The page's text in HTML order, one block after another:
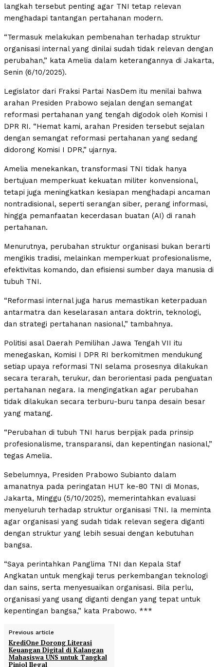
langkah tersebut penting agar TNI tetap relevan
menghadapi tantangan pertahanan modern.
“Termasuk melakukan pembenahan terhadap struktur
organisasi internal yang dinilai sudah tidak relevan dengan
perubahan,” kata Amelia dalam keterangannya di Jakarta,
Senin (6/10/2025).
Legislator dari Fraksi Partai NasDem itu menilai bahwa
arahan Presiden Prabowo sejalan dengan semangat
reformasi pertahanan yang tengah digodok oleh Komisi I
DPR RI. “Hemat kami, arahan Presiden tersebut sejalan
dengan semangat reformasi pertahanan yang sedang
didorong Komisi I DPR,” ujarnya.
Amelia menekankan, transformasi TNI tidak hanya
bertujuan memperkuat kekuatan militer konvensional,
tetapi juga meningkatkan kesiapan menghadapi ancaman
nontradisional, seperti serangan siber, perang informasi,
hingga pemanfaatan kecerdasan buatan (AI) di ranah
pertahanan.
Menurutnya, perubahan struktur organisasi bukan berarti
mengikis tradisi, melainkan memperkuat profesionalisme,
efektivitas komando, dan efisiensi sumber daya manusia di
tubuh TNI.
“Reformasi internal juga harus memastikan keterpaduan
antarmatra dan keselarasan antara doktrin, teknologi,
dan strategi pertahanan nasional,” tambahnya.
Politisi asal Daerah Pemilihan Jawa Tengah VII itu
menegaskan, Komisi I DPR RI berkomitmen mendukung
setiap upaya reformasi TNI selama prosesnya dilakukan
secara terarah, terukur, dan berorientasi pada penguatan
pertahanan negara. Ia mengingatkan agar perubahan
tidak dilakukan secara terburu-buru tanpa desain besar
yang matang.
“Perubahan di tubuh TNI harus berpijak pada prinsip
profesionalisme, transparansi, dan kepentingan nasional,”
tegas Amelia.
Sebelumnya, Presiden Prabowo Subianto dalam
amanatnya pada peringatan HUT ke-80 TNI di Monas,
Jakarta, Minggu (5/10/2025), memerintahkan evaluasi
menyeluruh terhadap struktur organisasi TNI. Ia meminta
agar organisasi yang sudah tidak relevan segera diganti
dengan struktur yang lebih sesuai dengan kebutuhan
bangsa.
“Saya perintahkan Panglima TNI dan Kepala Staf
Angkatan untuk mengkaji terus perkembangan teknologi
dan sains, serta menyesuaikan organisasi. Bila perlu,
organisasi yang usang diganti dengan yang tepat untuk
kepentingan bangsa,” kata Prabowo. ***
Previous article
KrediOne Dorong Literasi
Keuangan Digital di Kalangan
Mahasiswa UNS untuk Tangkal
Pinjol Ilegal